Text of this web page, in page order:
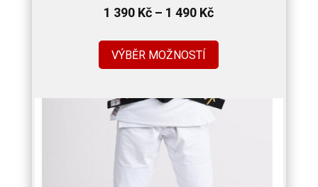
1 390 Kč – 1 490 KčRozpětí
1
390 Kč
1
VÝBĚR MOŽNOSTÍ